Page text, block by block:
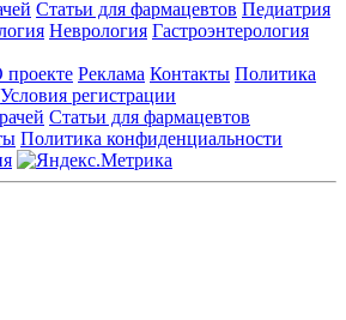
Статьи для фармацевтов Педиатрия
Неврология Гастроэнтерология
проекте Реклама Контакты Политика
Условия регистрации
Статьи для фармацевтов
Политика конфиденциальности